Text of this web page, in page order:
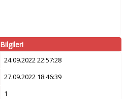
Bilgileri
24.09.2022 22:57:28
27.09.2022 18:46:39
1